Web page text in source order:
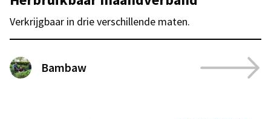
Verkrijgbaar in drie verschillende maten.
Bambaw